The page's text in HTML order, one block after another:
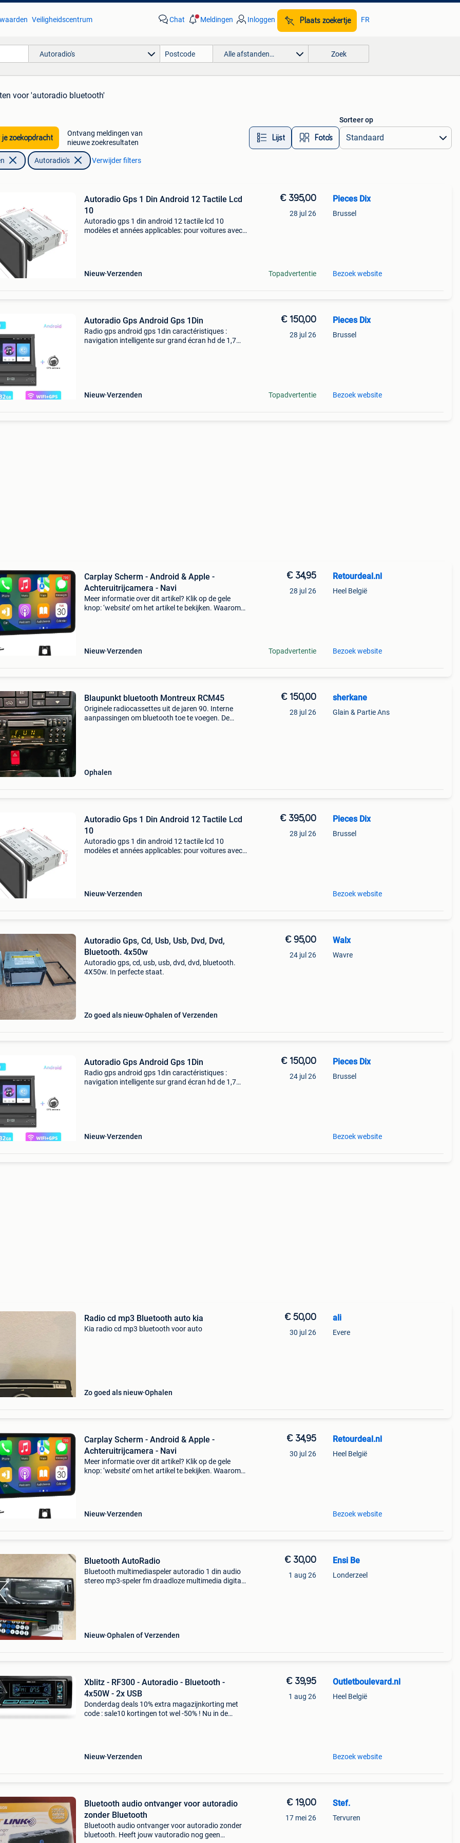
Veiligheidscentrum Chat Meldingen Inloggen Plaats zoekertje FR
Autoradio's Alle afstanden… Zoek
voor 'autoradio bluetooth'
je zoekopdracht
Ontvang meldingen van
nieuwe zoekresultaten
Lijst Foto’s
Sorteer op
Autoradio's Verwijder filters
Autoradio Gps 1 Din Android 12 Tactile Lcd
10
Autoradio gps 1 din android 12 tactile lcd 10
modèles et années applicables: pour voitures avec:
Nieuw Verzenden
€ 395,00
28 jul 26
Topadvertentie
Pieces Dix
Brussel
Bezoek website
Autoradio Gps Android Gps 1Din
Radio gps android gps 1din caractéristiques :
navigation intelligente sur grand écran hd de 1,7
Nieuw Verzenden
€ 150,00
28 jul 26
Topadvertentie
Pieces Dix
Brussel
Bezoek website
Carplay Scherm - Android & Apple -
Achteruitrijcamera - Navi
Meer informatie over dit artikel? Klik op de gele
knop: ‘website’ om het artikel te bekijken. Waarom
Nieuw Verzenden
€ 34,95
28 jul 26
Topadvertentie
Retourdeal.nl
Heel België
Bezoek website
Blaupunkt bluetooth Montreux RCM45
Originele radiocassettes uit de jaren 90. Interne
aanpassingen om bluetooth toe te voegen. De
Ophalen
€ 150,00
28 jul 26
sherkane
Glain & Partie Ans
Autoradio Gps 1 Din Android 12 Tactile Lcd
10
Autoradio gps 1 din android 12 tactile lcd 10
modèles et années applicables: pour voitures avec:
Nieuw Verzenden
€ 395,00
28 jul 26
Pieces Dix
Brussel
Bezoek website
Autoradio Gps, Cd, Usb, Usb, Dvd, Dvd,
Bluetooth. 4x50w
Autoradio gps, cd, usb, usb, dvd, dvd, bluetooth.
4X50w. In perfecte staat.
Zo goed als nieuw Ophalen of Verzenden
€ 95,00
24 jul 26
Walx
Wavre
Autoradio Gps Android Gps 1Din
Radio gps android gps 1din caractéristiques :
navigation intelligente sur grand écran hd de 1,7
Nieuw Verzenden
€ 150,00
24 jul 26
Pieces Dix
Brussel
Bezoek website
Radio cd mp3 Bluetooth auto kia
Kia radio cd mp3 bluetooth voor auto
Zo goed als nieuw Ophalen
€ 50,00
30 jul 26
ali
Evere
Carplay Scherm - Android & Apple -
Achteruitrijcamera - Navi
Meer informatie over dit artikel? Klik op de gele
knop: ‘website’ om het artikel te bekijken. Waarom
Nieuw Verzenden
€ 34,95
30 jul 26
Retourdeal.nl
Heel België
Bezoek website
Bluetooth AutoRadio
Bluetooth multimediaspeler autoradio 1 din audio
stereo mp3-speler fm draadloze multimedia digitale
Nieuw Ophalen of Verzenden
€ 30,00
1 aug 26
Ensi Be
Londerzeel
Xblitz - RF300 - Autoradio - Bluetooth -
4x50W - 2x USB
Donderdag deals 10% extra magazijnkorting met
code : sale10 kortingen tot wel -50% ! Nu in de
Nieuw Verzenden
€ 39,95
1 aug 26
Outletboulevard.nl
Heel België
Bezoek website
Bluetooth audio ontvanger voor autoradio
zonder Bluetooth
Bluetooth audio ontvanger voor autoradio zonder
bluetooth. Heeft jouw vautoradio nog geen
€ 19,00
17 mei 26
Stef.
Tervuren